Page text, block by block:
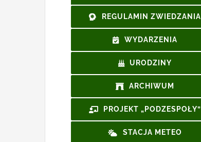
REGULAMIN ZWIEDZANIA
WYDARZENIA
URODZINY
ARCHIWUM
PROJEKT „PODZESPOŁY”
STACJA METEO